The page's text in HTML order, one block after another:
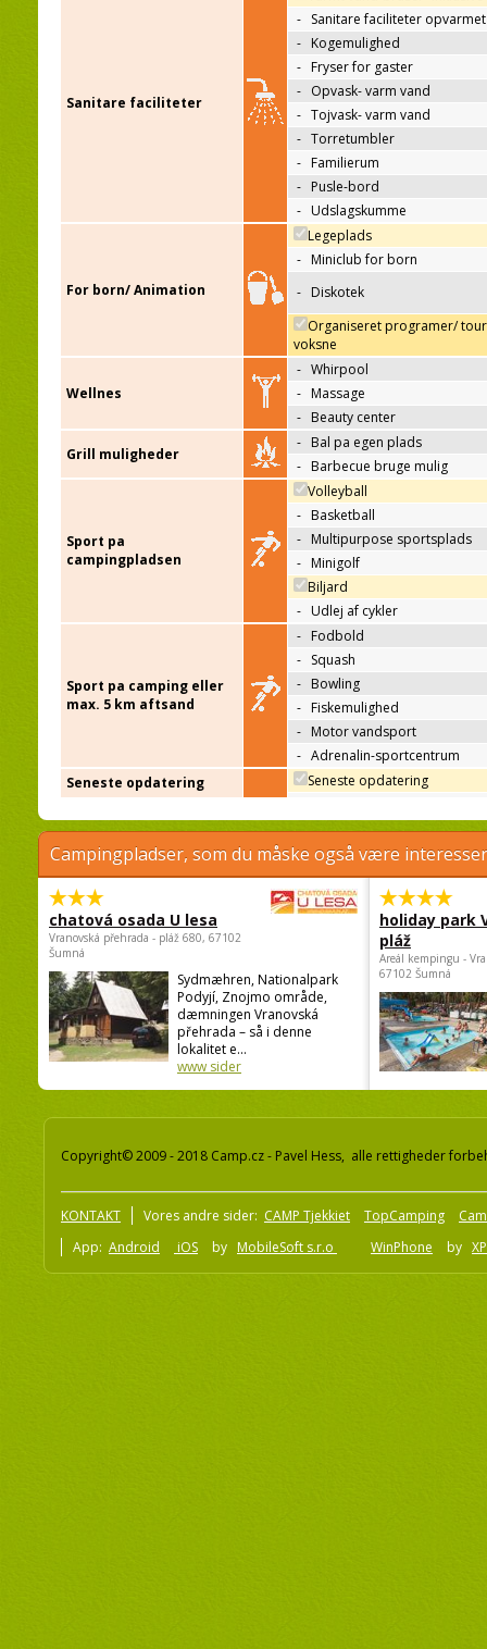
Sanitare faciliteter
- Sanitare faciliteter opvarmet
- Kogemulighed
- Fryser for gaster
- Opvask- varm vand
- Tojvask- varm vand
- Torretumbler
- Familierum
- Pusle-bord
- Udslagskumme
For born/ Animation
Legeplads
- Miniclub for born
- Diskotek
Organiseret programer/
voksne
Wellnes
- Whirpool
- Massage
- Beauty center
Grill muligheder
- Bal pa egen plads
- Barbecue bruge mulig
Sport pa
campingpladsen
Volleyball
- Basketball
- Multipurpose sportsplads
- Minigolf
Biljard
- Udlej af cykler
Sport pa camping eller
max. 5 km aftsand
- Fodbold
- Squash
- Bowling
- Fiskemulighed
- Motor vandsport
- Adrenalin-sportcentrum
Seneste opdatering
Seneste opdatering
Campingpladser, som du måske også være
chatová osada U lesa
Vranovská přehrada - pláž 680, 67102
Šumná
Sydmæhren, Nationalpark
Podyjí, Znojmo område,
dæmningen Vranovská
přehrada – så i denne
lokalitet e...
www sider
holiday park
pláž
Areál kempingu -
67102 Šumná
Copyright© 2009 - 2018 Camp.cz - Pavel Hess, alle rettigheder
KONTAKT Vores andre sider: CAMP Tjekkiet TopCamping
App: Android iOS by MobileSoft s.r.o WinPhone by